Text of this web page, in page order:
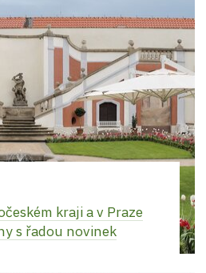
kraji a v Praze
s řadou novinek